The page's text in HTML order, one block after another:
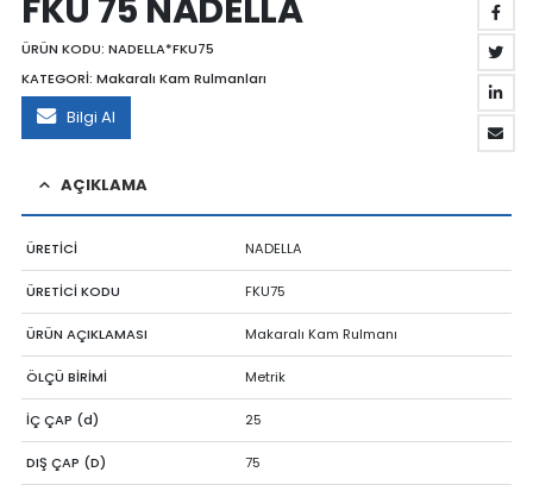
FKU 75 NADELLA
ÜRÜN KODU: NADELLA*FKU75
KATEGORİ: Makaralı Kam Rulmanları
Bilgi Al
AÇIKLAMA
ÜRETİCİ NADELLA
ÜRETİCİ KODU FKU75
ÜRÜN AÇIKLAMASI Makaralı Kam Rulmanı
ÖLÇÜ BİRİMİ Metrik
İÇ ÇAP (d) 25
DIŞ ÇAP (D) 75